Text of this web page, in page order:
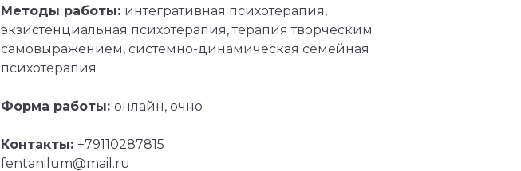
Методы работы: интегративная психотерапия,
экзистенциальная психотерапия, терапия творческим
самовыражением, системно-динамическая семейная
психотерапия
Форма работы: онлайн, очно
Контакты: ‪+79110287815‬
fentanilum@mail.ru